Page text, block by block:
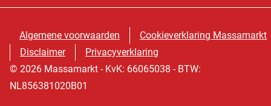
Algemene voorwaarden
Cookieverklaring Massamarkt
Disclaimer
Privacyverklaring
© 2026 Massamarkt - KvK: 66065038 - BTW:
NL856381020B01